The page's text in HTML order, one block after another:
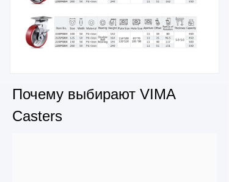
Почему выбирают VIMA
Casters